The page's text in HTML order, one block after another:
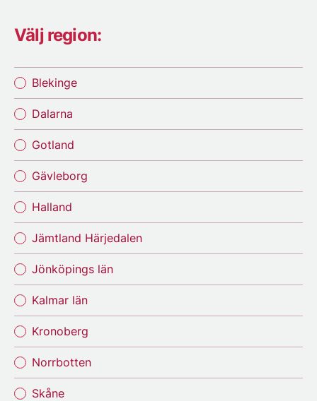
Välj region:
Blekinge
Dalarna
Gotland
Gävleborg
Halland
Jämtland Härjedalen
Jönköpings län
Kalmar län
Kronoberg
Norrbotten
Skåne